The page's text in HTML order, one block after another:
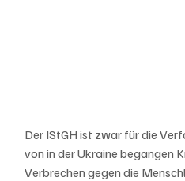
Der IStGH ist zwar für die
von in der Ukraine begangen
Verbrechen gegen die